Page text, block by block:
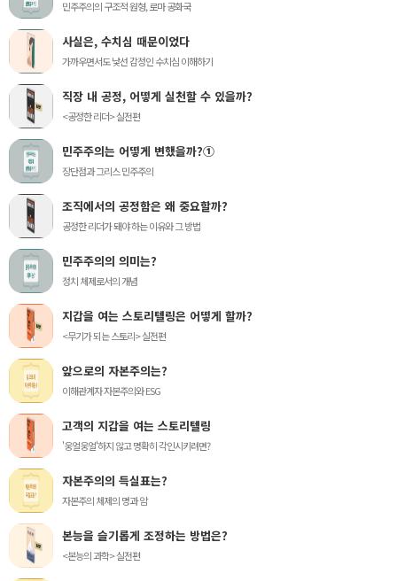
민주주의의 구조적 원형, 로마 공화국
사실은, 수치심 때문이었다
가까우면서도 낯선 감정인 수치심 이해하기
직장 내 공정, 어떻게 실천할 수 있을까?
<공정한 리더> 실전편
민주주의는 어떻게 변했을까?①
장단점과 그리스 민주주의
조직에서의 공정함은 왜 중요할까?
공정한 리더가 돼야 하는 이유와 그 방법
민주주의의 의미는?
정치 체제로서의 개념
지갑을 여는 스토리텔링은 어떻게 할까?
<무기가 되는 스토리> 실전편
앞으로의 자본주의는?
이해관계자 자본주의와 ESG
고객의 지갑을 여는 스토리텔링
'웅얼웅얼'하지 않고 명확히 각인시키려면?
자본주의의 득실표는?
자본주의 체제의 명과 암
본능을 슬기롭게 조정하는 방법은?
<본능의 과학> 실전편